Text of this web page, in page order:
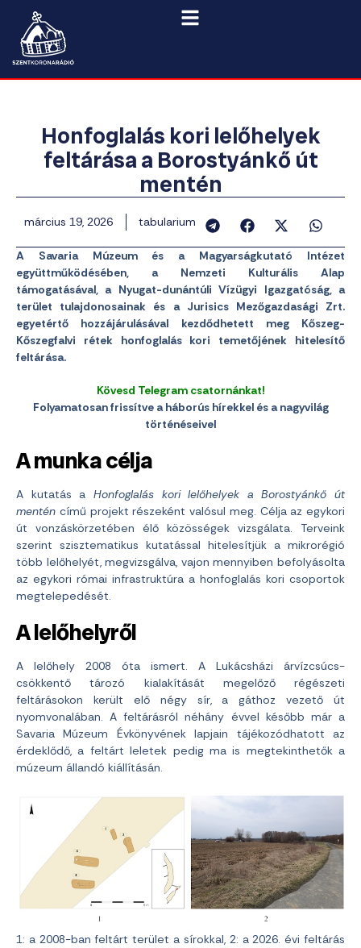
Honfoglalás kori lelőhelyek
feltárása a Borostyánkő út
mentén
március 19, 2026 tabularium
A Savaria Múzeum és a Magyarságkutató Intézet
együttműködésében, a Nemzeti Kulturális Alap
támogatásával, a Nyugat-dunántúli Vízügyi Igazgatóság, a
terület tulajdonosainak és a Jurisics Mezőgazdasági Zrt.
egyetértő hozzájárulásával kezdődhetett meg Kőszeg-
Kőszegfalvi rétek honfoglalás kori temetőjének hitelesítő
feltárása.
Kövesd Telegram csatornánkat!
Folyamatosan frissítve a háborús hírekkel és a nagyvilág
történéseivel
A munka célja
A kutatás a Honfoglalás kori lelőhelyek a Borostyánkő út
mentén című projekt részeként valósul meg. Célja az egykori
út vonzáskörzetében élő közösségek vizsgálata. Terveink
szerint szisztematikus kutatással hitelesítjük a mikrorégió
több lelőhelyét, megvizsgálva, vajon mennyiben befolyásolta
az egykori római infrastruktúra a honfoglalás kori csoportok
megtelepedését.
A lelőhelyről
A lelőhely 2008 óta ismert. A Lukácsházi árvízcsúcs-
csökkentő tározó kialakítását megelőző régészeti
feltárásokon került elő négy sír, a gáthoz vezető út
nyomvonalában. A feltárásról néhány évvel később már a
Savaria Múzeum Évkönyvének lapjain tájékozódhatott az
érdeklődő, a feltárt leletek pedig ma is megtekinthetők a
múzeum állandó kiállításán.
1: a 2008-ban feltárt terület a sírokkal, 2: a 2026. évi feltárás